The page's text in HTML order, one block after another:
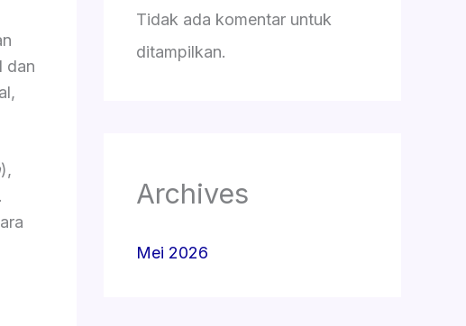
dan
),
Tidak ada komentar untuk
ditampilkan.
Archives
Mei 2026